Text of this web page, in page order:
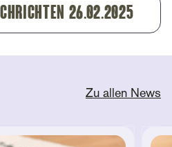
26.02.2025
Zu allen News